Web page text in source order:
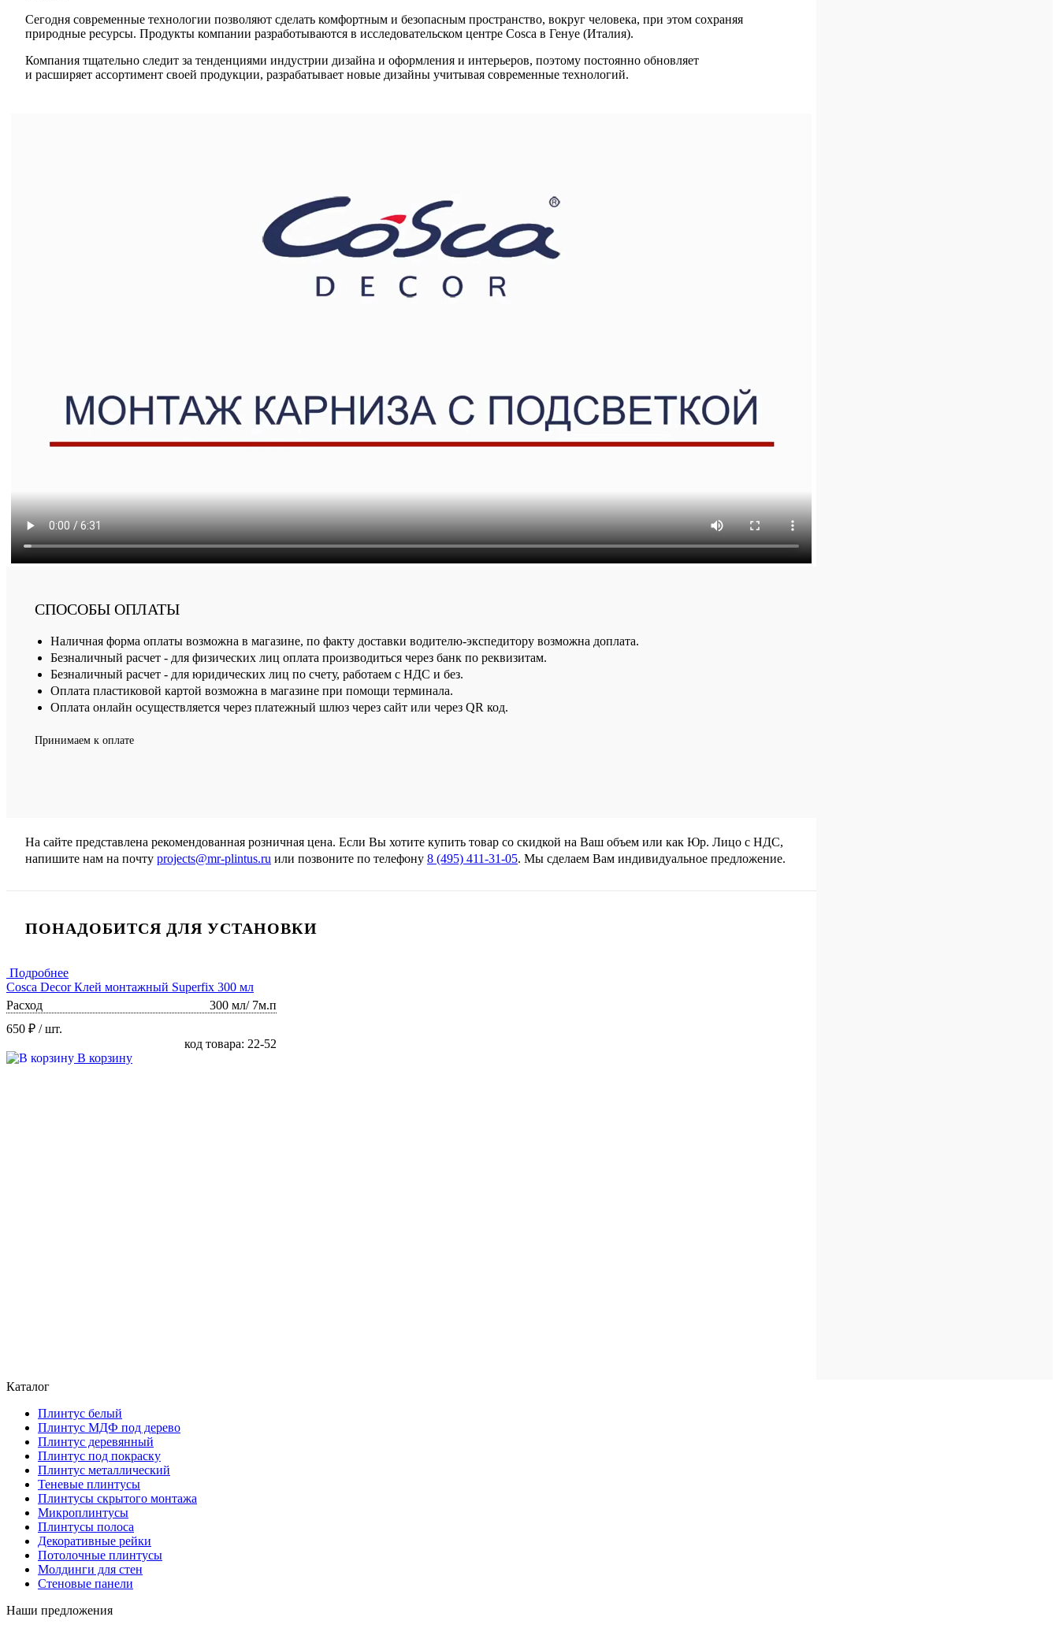
Сегодня современные технологии позволяют сделать комфортным и безопасным пространство, вокруг человека, при этом сохраняя
природные ресурсы. Продукты компании разработываются в исследовательском центре Cosca в Генуе (Италия).
Компания тщательно следит за тенденциями индустрии дизайна и оформления и интерьеров, поэтому постоянно обновляет
и расширяет ассортимент своей продукции, разрабатывает новые дизайны учитывая современные технологий.
СПОСОБЫ ОПЛАТЫ
Наличная форма оплаты возможна в магазине, по факту доставки водителю-экспедитору возможна доплата.
Безналичный расчет - для физических лиц оплата производиться через банк по реквизитам.
Безналичный расчет - для юридических лиц по счету, работаем с НДС и без.
Оплата пластиковой картой возможна в магазине при помощи терминала.
Оплата онлайн осуществляется через платежный шлюз через сайт или через QR код.
Принимаем к оплате
На сайте представлена рекомендованная розничная цена. Если Вы хотите купить товар со скидкой на Ваш объем или как Юр. Лицо с НДС,
напишите нам на почту projects@mr-plintus.ru или позвоните по телефону 8 (495) 411-31-05. Мы сделаем Вам индивидуальное предложение.
ПОНАДОБИТСЯ ДЛЯ УСТАНОВКИ
Подробнее
Cosca Decor Клей монтажный Superfix 300 мл
Расход
300 мл/ 7м.п
650 ₽ / шт.
код товара: 22-52
В корзину
Каталог
Плинтус белый
Плинтус МДФ под дерево
Плинтус деревянный
Плинтус под покраску
Плинтус металлический
Теневые плинтусы
Плинтусы скрытого монтажа
Микроплинтусы
Плинтусы полоса
Декоративные рейки
Потолочные плинтусы
Молдинги для стен
Стеновые панели
Наши предложения